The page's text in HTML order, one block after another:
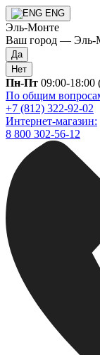
ENG
Эль-Монте
Ваш город — Эль-
Да
Нет
Пн-Пт 09:00-18:00
По общим
+7 (812) 322-92-02
Интернет-магазин:
8 800 302-56-12